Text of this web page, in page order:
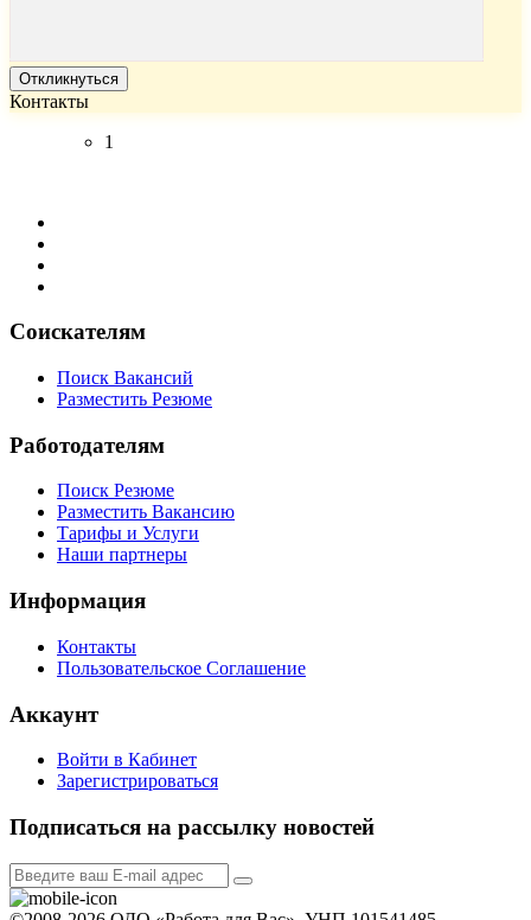
Откликнуться
Контакты
1
Соискателям
Поиск Вакансий
Разместить Резюме
Работодателям
Поиск Резюме
Разместить Вакансию
Тарифы и Услуги
Наши партнеры
Информация
Контакты
Пользовательское Соглашение
Аккаунт
Войти в Кабинет
Зарегистрироваться
Подписаться на рассылку новостей